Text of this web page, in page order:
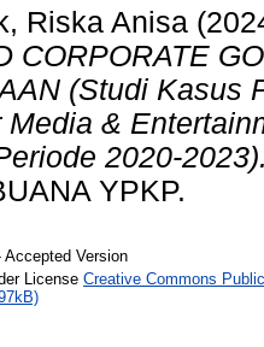
Riska Anisa
CORPORATE
(Studi Kasus
&
2020-
YPKP.
Accepted Version
License Creative Commons